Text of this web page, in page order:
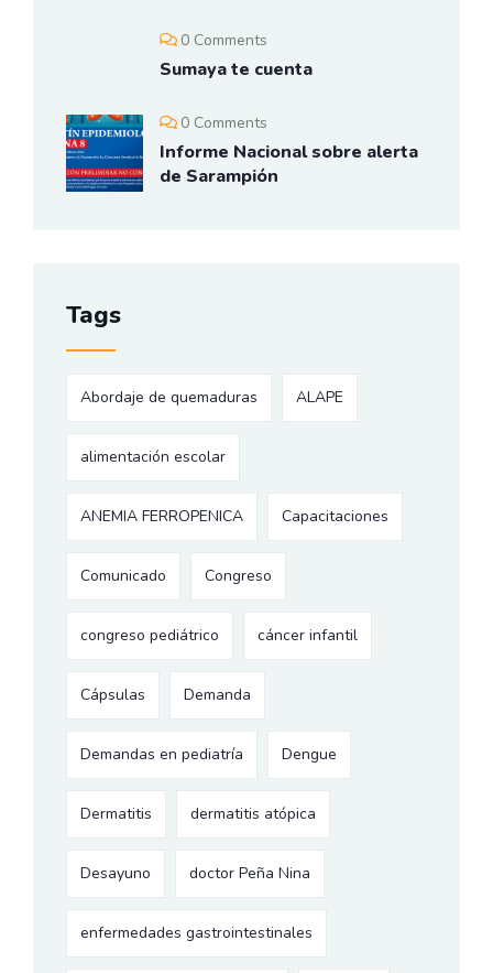
0 Comments
Sumaya te cuenta
0 Comments
Informe Nacional sobre alerta
de Sarampión
Tags
Abordaje de quemaduras ALAPE
alimentación escolar
ANEMIA FERROPENICA Capacitaciones
Comunicado Congreso
congreso pediátrico cáncer infantil
Cápsulas Demanda
Demandas en pediatría Dengue
Dermatitis dermatitis atópica
Desayuno doctor Peña Nina
enfermedades gastrointestinales